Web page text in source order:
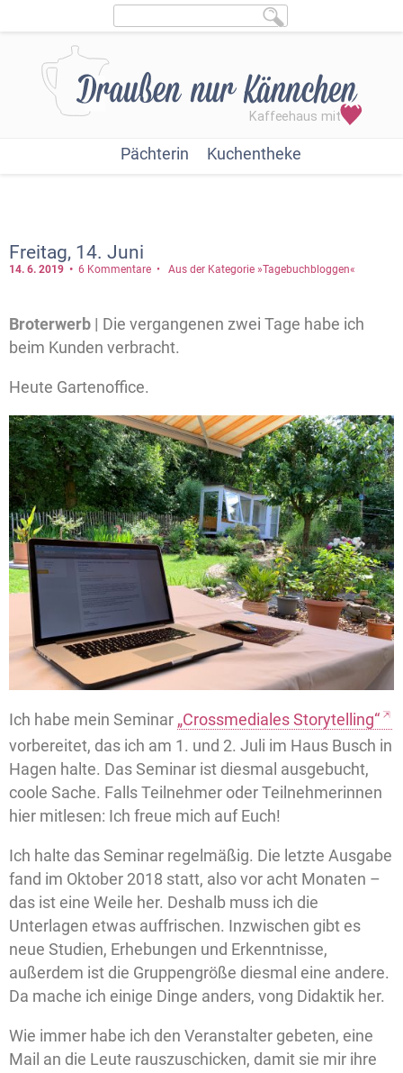
Pächterin Kuchentheke
Freitag, 14. Juni
14. 6. 2019 6 Kommentare Aus der Kategorie »Tagebuchbloggen«
Broterwerb | Die vergangenen zwei Tage habe ich
beim Kunden verbracht.
Heute Gartenoffice.
Ich habe mein Seminar „Crossmediales Storytelling“
vorbereitet, das ich am 1. und 2. Juli im Haus Busch in
Hagen halte. Das Seminar ist diesmal ausgebucht,
coole Sache. Falls Teilnehmer oder Teilnehmerinnen
hier mitlesen: Ich freue mich auf Euch!
Ich halte das Seminar regelmäßig. Die letzte Ausgabe
fand im Oktober 2018 statt, also vor acht Monaten –
das ist eine Weile her. Deshalb muss ich die
Unterlagen etwas auffrischen. Inzwischen gibt es
neue Studien, Erhebungen und Erkenntnisse,
außerdem ist die Gruppengröße diesmal eine andere.
Da mache ich einige Dinge anders, vong Didaktik her.
Wie immer habe ich den Veranstalter gebeten, eine
Mail an die Leute rauszuschicken, damit sie mir ihre